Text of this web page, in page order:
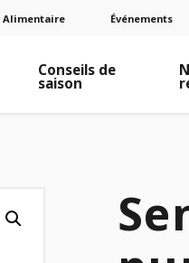
Alimentaire Événements
Conseils de
saison